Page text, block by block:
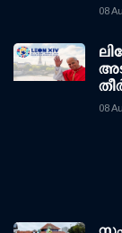
08
08